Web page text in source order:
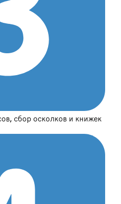
сбор осколков и книжек